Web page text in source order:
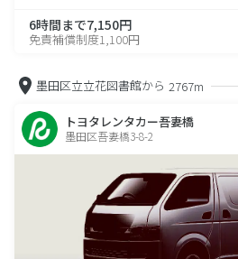
6時間まで7,150円
免責補償制度1,100円
墨田区立立花図書館から 2767m
トヨタレンタカー吾妻橋
墨田区吾妻橋3-8-2